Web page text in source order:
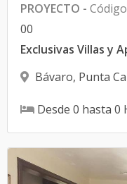
PROYECTO - Código
00
Exclusivas Villas y
Bávaro, Punta
Desde 0 hasta 0